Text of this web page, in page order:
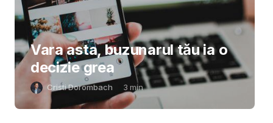
Vara asta, buzunarul tău ia o
decizie grea
Cristi Dorombach 3 min